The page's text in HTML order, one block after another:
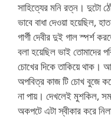
সাহিত্যের মনি রত্ন। দুটো
ভাবে বাধা দেওয়া হয়েছিল,
গার্গী দেবীর দুই গাল স্পর্শ
বলা হয়েছিল ভাই তোমাদের
চোখের দিকে তাকিয়ে থাক।
অপবিত্র কাজ টি চোখ বুজে
না পায়। দেখলেই মুশকিল,
অকপটে এটা স্বীকার করে